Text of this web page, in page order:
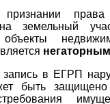
на земельный
объекты
негаторным
запись в ЕГРП
быть защищено